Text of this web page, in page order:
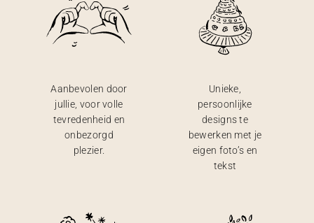
Aanbevolen door
jullie, voor volle
tevredenheid en
onbezorgd
plezier.
Unieke,
persoonlijke
designs te
bewerken met je
eigen foto’s en
tekst